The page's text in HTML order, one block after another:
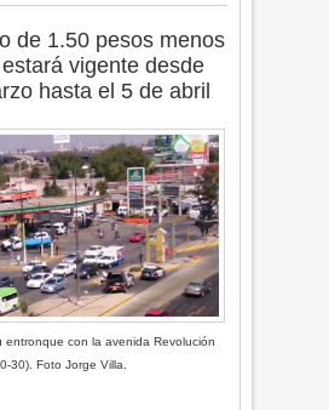
de 1.50 pesos menos
vigente desde
hasta el 5 de abril
entronque con la avenida Revolución
30). Foto Jorge Villa.